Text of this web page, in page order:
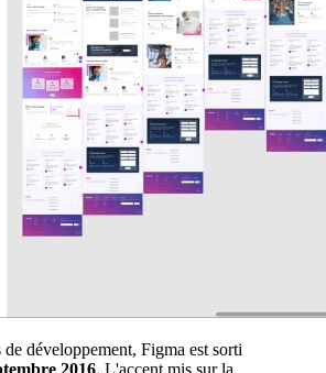
développement, Figma est sorti
2016. L'accent mis sur la